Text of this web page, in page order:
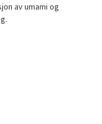
av umami og